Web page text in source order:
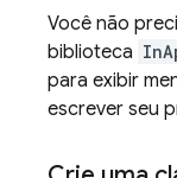
Você não
biblioteca
para exibir
escrever seu